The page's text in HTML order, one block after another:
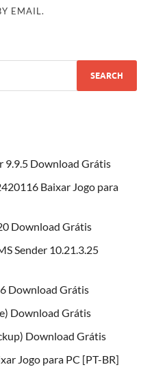
EMAIL.
9.9.5 Download Grátis
Baixar Jogo para
Download Grátis
Sender 10.21.3.25
Download Grátis
Download Grátis
Download Grátis
Jogo para PC [PT-BR]